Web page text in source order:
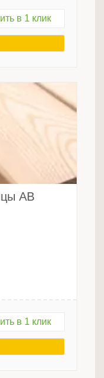
в 1 клик
AB
в 1 клик